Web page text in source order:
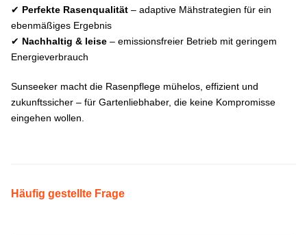
✔ Perfekte Rasenqualität – adaptive Mähstrategien für ein
ebenmäßiges Ergebnis
✔ Nachhaltig & leise – emissionsfreier Betrieb mit geringem
Energieverbrauch
Sunseeker macht die Rasenpflege mühelos, effizient und
zukunftssicher – für Gartenliebhaber, die keine Kompromisse
eingehen wollen.
Häufig gestellte Frage